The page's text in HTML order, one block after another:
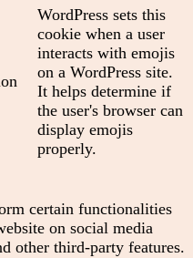
WordPress sets this
cookie when a user
interacts with emojis
on a WordPress site.
It helps determine if
the user's browser can
display emojis
properly.
certain functionalities
on social media
other third-party features.